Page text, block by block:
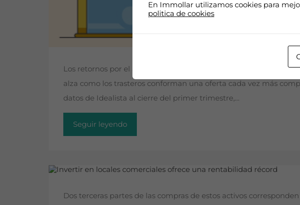
Los retornos por el alquiler de activos alternativos son estables y
alza como los trasteros conforman una oferta cada vez más
datos de Idealista al cierre del primer trimestre,…
Seguir leyendo
Dos terceras partes de las compras de estos activos
En Immollar utilizamos cookies para
politica de cookies